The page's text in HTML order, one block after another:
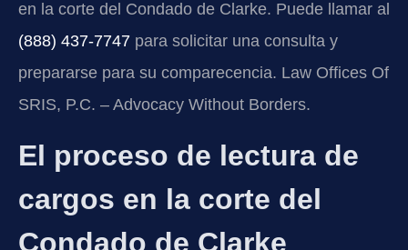
en la corte del Condado de Clarke. Puede llamar al
(888) 437-7747 para solicitar una consulta y
prepararse para su comparecencia. Law Offices Of
SRIS, P.C. – Advocacy Without Borders.
El proceso de lectura de
cargos en la corte del
Condado de Clarke